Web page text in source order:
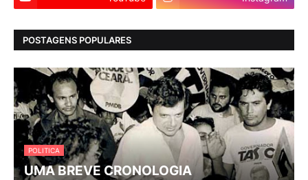
POSTAGENS POPULARES
POLITICA
UMA BREVE CRONOLOGIA